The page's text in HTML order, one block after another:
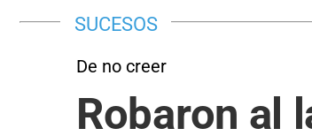
SUCESOS
De no creer
Robaron al